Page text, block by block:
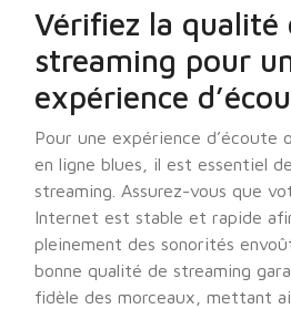
Vérifiez la qualité
streaming pour
expérience
Pour une expérience d’écoute
en ligne blues, il est essentiel
streaming. Assurez-vous que
Internet est stable et rapide
pleinement des sonorités
bonne qualité de streaming
fidèle des morceaux, mettant